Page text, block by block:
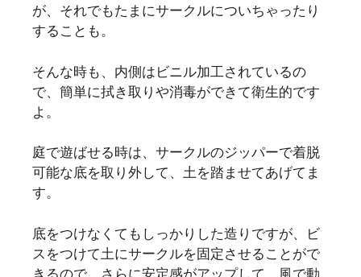
が、それでもたまにサークルについちゃったり
することも。
そんな時も、内側はビニル加工されているの
で、簡単に拭き取りや消毒ができて衛生的です
よ。
庭で遊ばせる時は、サークルのジッパーで着脱
可能な底を取り外して、土を踏ませてあげてま
す。
底をつけなくてもしっかりした造りですが、ビ
スをつけて土にサークルを固定させることがで
きるので、さらに安定感がアップして、風で動